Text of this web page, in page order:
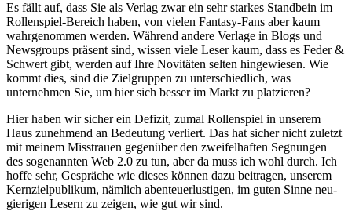
Es fällt auf, dass Sie als Verlag zwar ein sehr starkes Standbein im
Rollenspiel-Bereich haben, von vielen Fantasy-Fans aber kaum
wahrgenommen werden. Während andere Verlage in Blogs und
Newsgroups präsent sind, wissen viele Leser kaum, dass es Feder &
Schwert gibt, werden auf Ihre Novitäten selten hingewiesen. Wie
kommt dies, sind die Zielgruppen zu unterschiedlich, was
unternehmen Sie, um hier sich besser im Markt zu platzieren?
Hier haben wir sicher ein Defizit, zumal Rollenspiel in unserem
Haus zunehmend an Bedeutung verliert. Das hat sicher nicht zuletzt
mit meinem Misstrauen gegenüber den zweifelhaften Segnungen
des sogenannten Web 2.0 zu tun, aber da muss ich wohl durch. Ich
hoffe sehr, Gespräche wie dieses können dazu beitragen, unserem
Kernzielpublikum, nämlich abenteuerlustigen, im guten Sinne neu-
gierigen Lesern zu zeigen, wie gut wir sind.